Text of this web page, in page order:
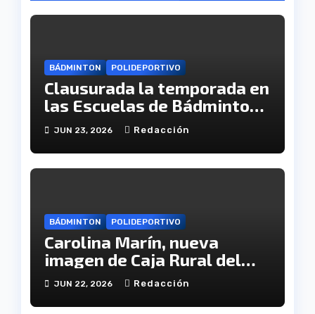
BÁDMINTON POLIDEPORTIVO
Clausurada la temporada en
las Escuelas de Bádminton
de nuestra provincia
JUN 23, 2026 Redacción
BÁDMINTON POLIDEPORTIVO
Carolina Marín, nueva
imagen de Caja Rural del
Sur
JUN 22, 2026 Redacción